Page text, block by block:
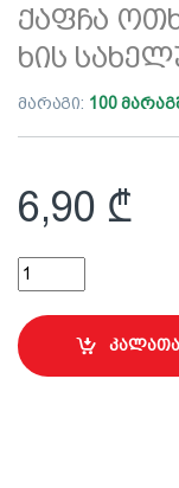
ქაფჩა
ხის
მარაგი: 100
6,90 ₾
ქაფჩა